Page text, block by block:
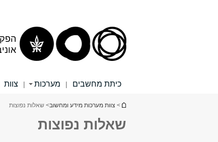
כיתת מחשבים | מערכות | צוות
הינך נמצא כאן
> צוות מערכות מידע ומחשוב> שאלות נפוצות
שאלות נפוצות